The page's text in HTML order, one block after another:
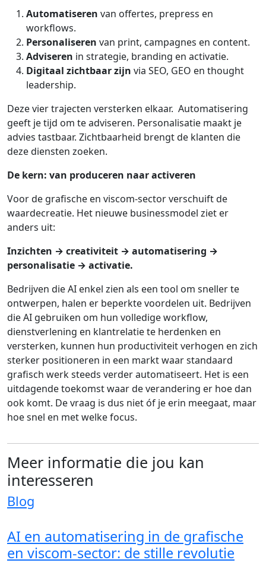
Automatiseren van offertes, prepress en
workflows.
Personaliseren van print, campagnes en content.
Adviseren in strategie, branding en activatie.
Digitaal zichtbaar zijn via SEO, GEO en thought
leadership.
Deze vier trajecten versterken elkaar. Automatisering
geeft je tijd om te adviseren. Personalisatie maakt je
advies tastbaar. Zichtbaarheid brengt de klanten die
deze diensten zoeken.
De kern: van produceren naar activeren
Voor de grafische en viscom-sector verschuift de
waardecreatie. Het nieuwe businessmodel ziet er
anders uit:
Inzichten → creativiteit → automatisering →
personalisatie → activatie.
Bedrijven die AI enkel zien als een tool om sneller te
ontwerpen, halen er beperkte voordelen uit. Bedrijven
die AI gebruiken om hun volledige workflow,
dienstverlening en klantrelatie te herdenken en
versterken, kunnen hun productiviteit verhogen en zich
sterker positioneren in een markt waar standaard
grafisch werk steeds verder automatiseert. Het is een
uitdagende toekomst waar de verandering er hoe dan
ook komt. De vraag is dus niet óf je erin meegaat, maar
hoe snel en met welke focus.
Meer informatie die jou kan
interesseren
Blog
AI en automatisering in de grafische
en viscom-sector: de stille revolutie